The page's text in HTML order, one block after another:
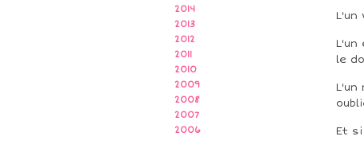
2014
2013
2012
2011
2010
2009
2008
2007
2006
L'un
L'un
le
L'un
Et